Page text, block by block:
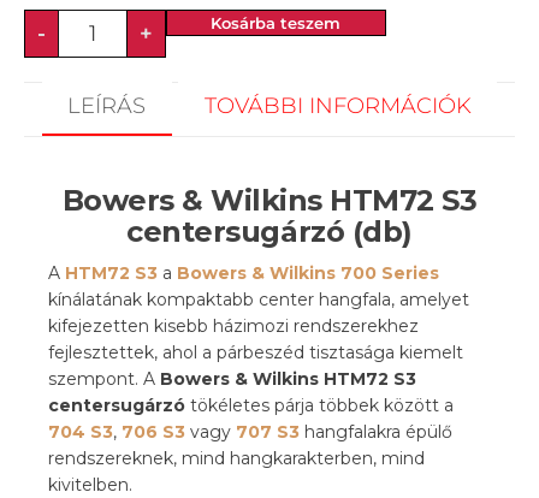
- + Kosárba teszem
LEÍRÁS TOVÁBBI INFORMÁCIÓK
Bowers & Wilkins HTM72 S3
centersugárzó (db)
A HTM72 S3 a Bowers & Wilkins 700 Series
kínálatának kompaktabb center hangfala, amelyet
kifejezetten kisebb házimozi rendszerekhez
fejlesztettek, ahol a párbeszéd tisztasága kiemelt
szempont. A Bowers & Wilkins HTM72 S3
centersugárzó tökéletes párja többek között a
704 S3, 706 S3 vagy 707 S3 hangfalakra épülő
rendszereknek, mind hangkarakterben, mind
kivitelben.